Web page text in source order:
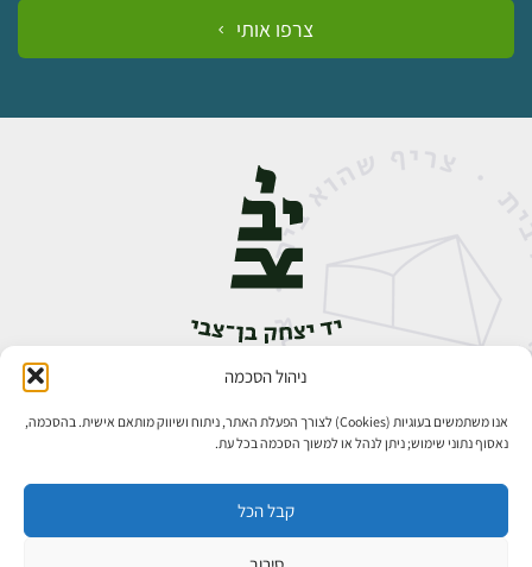
ניהול הסכמה
אנו משתמשים בעוגיות (Cookies) לצורך הפעלת האתר, ניתוח ושיווק מותאם אישית. בהסכמה,
נאסוף נתוני שימוש; ניתן לנהל או למשוך הסכמה בכל עת.
קבל הכל
צרפו אותי
אבן גבירול 14, רחביה, ירושלים